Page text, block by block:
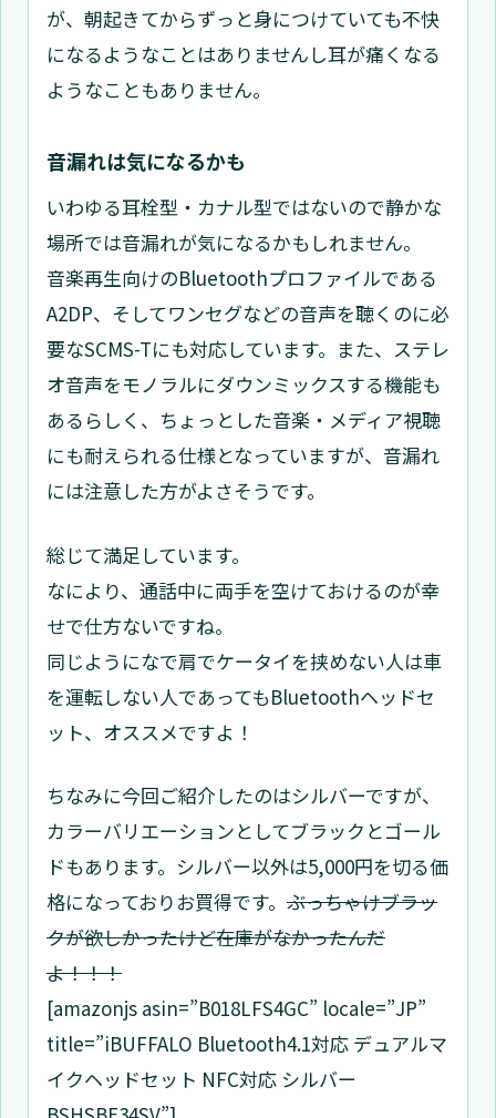
が、朝起きてからずっと身につけていても不快
になるようなことはありませんし耳が痛くなる
ようなこともありません。
音漏れは気になるかも
いわゆる耳栓型・カナル型ではないので静かな
場所では音漏れが気になるかもしれません。
音楽再生向けのBluetoothプロファイルである
A2DP、そしてワンセグなどの音声を聴くのに必
要なSCMS-Tにも対応しています。また、ステレ
オ音声をモノラルにダウンミックスする機能も
あるらしく、ちょっとした音楽・メディア視聴
にも耐えられる仕様となっていますが、音漏れ
には注意した方がよさそうです。
総じて満足しています。
なにより、通話中に両手を空けておけるのが幸
せで仕方ないですね。
同じようになで肩でケータイを挟めない人は車
を運転しない人であってもBluetoothヘッドセ
ット、オススメですよ！
ちなみに今回ご紹介したのはシルバーですが、
カラーバリエーションとしてブラックとゴール
ドもあります。シルバー以外は5,000円を切る価
格になっておりお買得です。 ぶっちゃけブラッ
クが欲しかったけど在庫がなかったんだ
よ！！！
[amazonjs asin=”B018LFS4GC” locale=”JP”
title=”iBUFFALO Bluetooth4.1対応 デュアルマ
イクヘッドセット NFC対応 シルバー